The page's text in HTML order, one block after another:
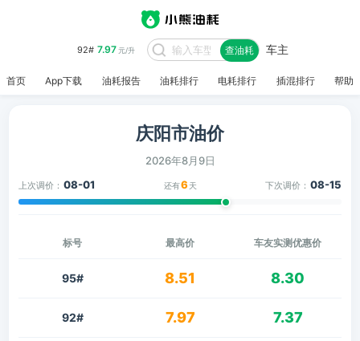
92# 7.97元/升 查油耗 车主
首页 App下载 油耗报告 油耗排行 电耗排行 插混排行 帮助
庆阳市油价
2026年8月9日
上次调价： 08-01 还有6 天 下次调价： 08-15
标号 最高价 车友实测优惠价
95# 8.51 8.30
92# 7.97 7.37